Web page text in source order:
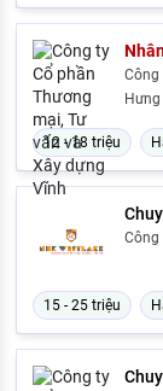
Công
Hưng
12 - 18 triệu
Công
15 - 25 triệu